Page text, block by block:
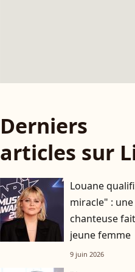
Derniers
articles sur
Louane
miracle" :
chanteuse
jeune femme
9 juin 2026